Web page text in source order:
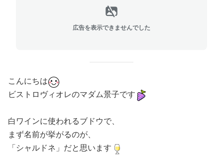
広告を表示できませんでした
こんにちは
ビストロヴィオレのマダム景子です
白ワインに使われるブドウで、
まず名前が挙がるのが、
「シャルドネ」だと思います